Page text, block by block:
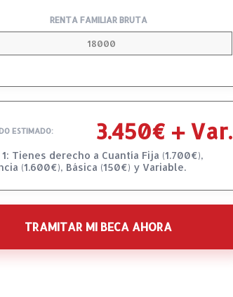
RENTA FAMILIAR BRUTA
ESTIMADO: 3.450€ + Var.
Tienes derecho a Cuantía Fija (1.700€),
(1.600€), Básica (150€) y Variable.
TRAMITAR MI BECA AHORA